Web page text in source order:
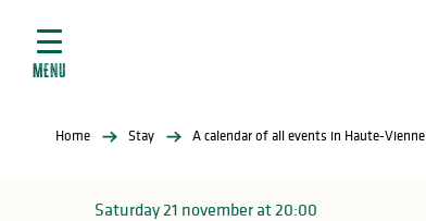
contenu
MENU
Home Stay A calendar of all events in Haute-Vienne
Saturday 21 november at 20:00